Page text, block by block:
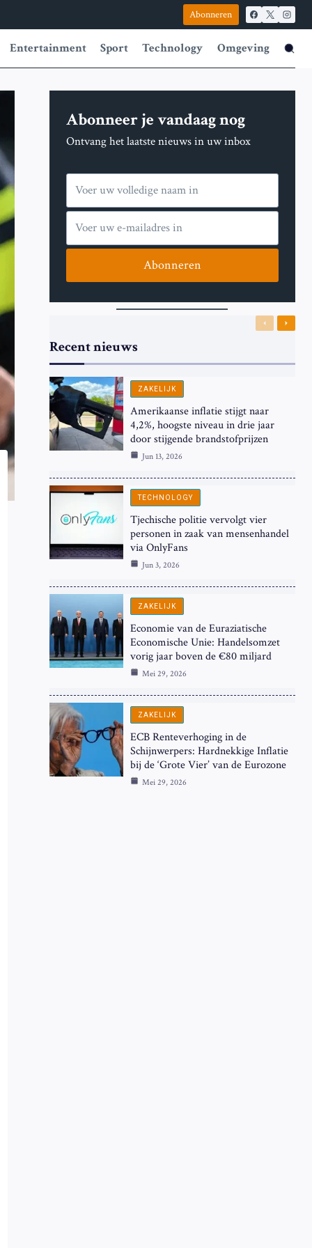
Abonneren
Entertainment Sport Technology Omgeving
Abonneer je vandaag nog
Ontvang het laatste nieuws in uw inbox
Abonneren
Recent nieuws
Previous
Next
ZAKELIJK
Amerikaanse inflatie stijgt naar
4,2%, hoogste niveau in drie jaar
door stijgende brandstofprijzen
Jun 13, 2026
TECHNOLOGY
Tjechische politie vervolgt vier
personen in zaak van mensenhandel
via OnlyFans
Jun 3, 2026
ZAKELIJK
Economie van de Euraziatische
Economische Unie: Handelsomzet
vorig jaar boven de €80 miljard
Mei 29, 2026
ZAKELIJK
ECB Renteverhoging in de
Schijnwerpers: Hardnekkige Inflatie
bij de ‘Grote Vier’ van de Eurozone
Mei 29, 2026